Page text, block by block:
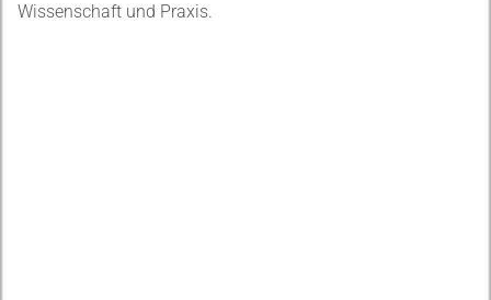
Wissenschaft und Praxis.